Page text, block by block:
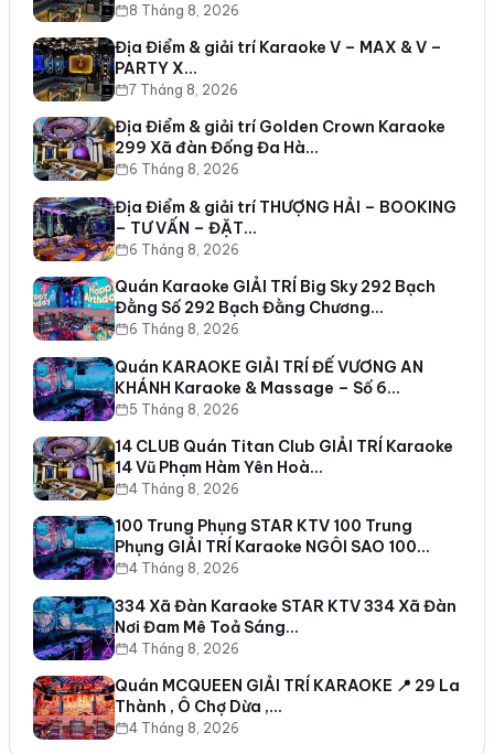
8 Tháng 8, 2026
Địa Điểm & giải trí Karaoke V – MAX & V –
PARTY X…
7 Tháng 8, 2026
Địa Điểm & giải trí Golden Crown Karaoke
299 Xã đàn Đống Đa Hà…
6 Tháng 8, 2026
Địa Điểm & giải trí THƯỢNG HẢI – BOOKING
– TƯ VẤN – ĐẶT…
6 Tháng 8, 2026
Quán Karaoke GIẢI TRÍ Big Sky 292 Bạch
Đằng Số 292 Bạch Đằng Chương…
6 Tháng 8, 2026
Quán KARAOKE GIẢI TRÍ ĐẾ VƯƠNG AN
KHÁNH Karaoke & Massage – Số 6…
5 Tháng 8, 2026
14 CLUB Quán Titan Club GIẢI TRÍ Karaoke
14 Vũ Phạm Hàm Yên Hoà…
4 Tháng 8, 2026
100 Trung Phụng STAR KTV 100 Trung
Phụng GIẢI TRÍ Karaoke NGÔI SAO 100…
4 Tháng 8, 2026
334 Xã Đàn Karaoke STAR KTV 334 Xã Đàn
Nơi Đam Mê Toả Sáng…
4 Tháng 8, 2026
Quán MCQUEEN GIẢI TRÍ KARAOKE 📍 29 La
Thành , Ô Chợ Dừa ,…
4 Tháng 8, 2026